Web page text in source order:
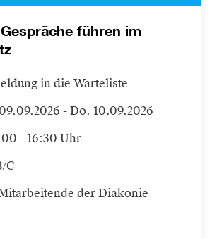
führen im
in die Warteliste
- Do. 10.09.2026
- 16:30 Uhr
C
der Diakonie